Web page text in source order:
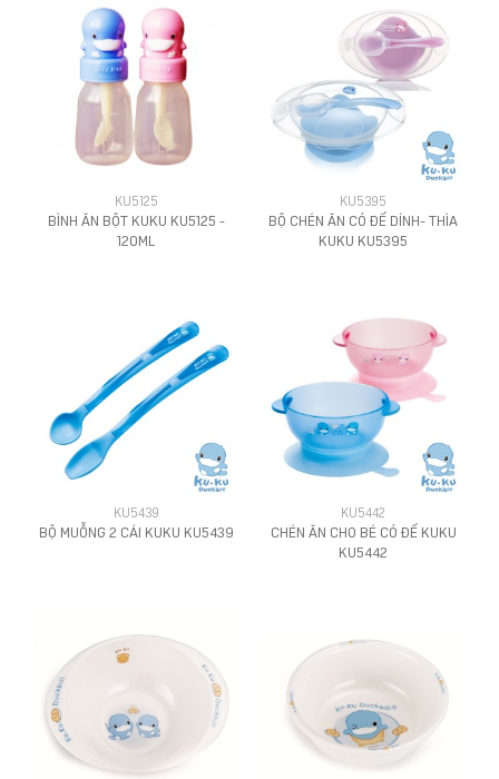
KU5125
BÌNH ĂN BỘT KUKU KU5125 -
120ML
KU5395
BỘ CHÉN ĂN CÓ ĐẾ DÍNH- THÌA
KUKU KU5395
KU5439
BỘ MUỖNG 2 CÁI KUKU KU5439
KU5442
CHÉN ĂN CHO BÉ CÓ ĐẾ KUKU
KU5442